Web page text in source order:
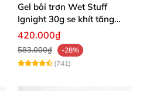
Gel bôi trơn Wet Stuff
Ignight 30g se khít tăng
khoái cảm nữ hiệu quả
420.000₫
583.000₫
-28%
(741)